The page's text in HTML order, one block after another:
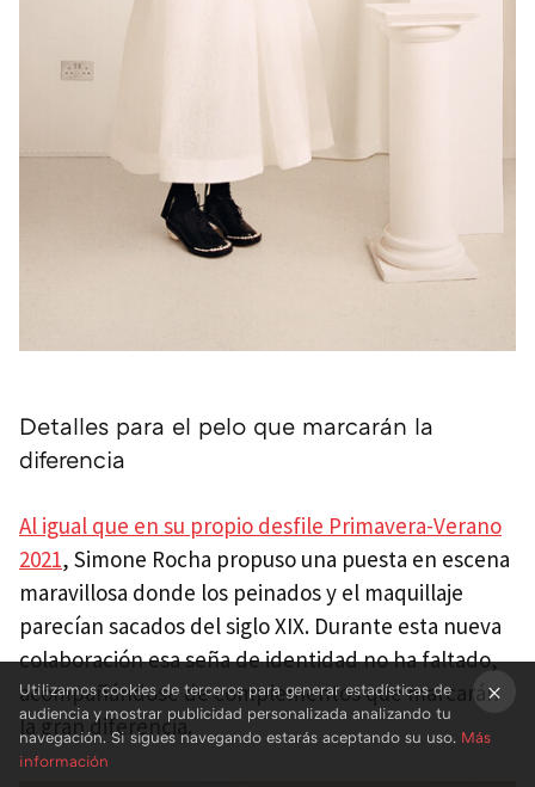
Detalles para el pelo que marcarán la
diferencia
Al igual que en su propio desfile Primavera-Verano
2021, Simone Rocha propuso una puesta en escena
maravillosa donde los peinados y el maquillaje
parecían sacados del siglo XIX. Durante esta nueva
colaboración esa seña de identidad no ha faltado,
acompañándose de complementos que marcarán
la gran diferencia.
Utilizamos cookies de terceros para generar estadísticas de
audiencia y mostrar publicidad personalizada analizando tu
navegación. Si sigues navegando estarás aceptando su uso. Más
información